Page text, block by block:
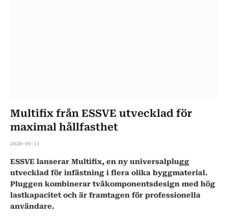
Multifix från ESSVE utvecklad för
maximal hållfasthet
2026-06-11
ESSVE lanserar Multifix, en ny universalplugg
utvecklad för infästning i flera olika byggmaterial.
Pluggen kombinerar tvåkomponentsdesign med hög
lastkapacitet och är framtagen för professionella
användare.